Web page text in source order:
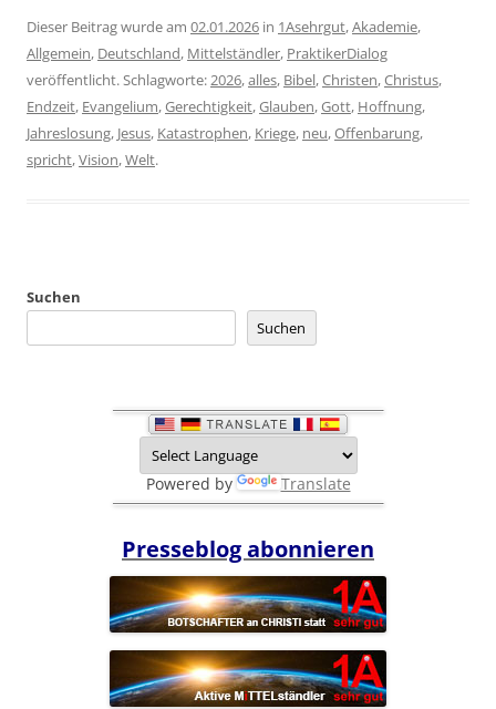
Dieser Beitrag wurde am 02.01.2026 in 1Asehrgut,Akademie,
Allgemein, Deutschland, Mittelständler, PraktikerDialog
veröffentlicht. Schlagworte: 2026,alles, Bibel,Christen,Christus,
Endzeit, Evangelium,Gerechtigkeit,Glauben,Gott, Hoffnung,
Jahreslosung, Jesus, Katastrophen, Kriege, neu,Offenbarung,
spricht,Vision,Welt.
Suchen
Suchen
Powered by Translate
Presseblog abonnieren